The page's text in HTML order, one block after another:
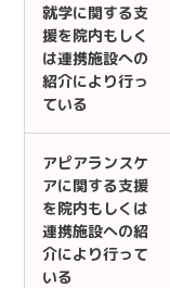
就学に関する支
援を院内もしく
は連携施設への
紹介により行っ
ている
アピアランスケ
アに関する支援
を院内もしくは
連携施設への紹
介により行って
いる